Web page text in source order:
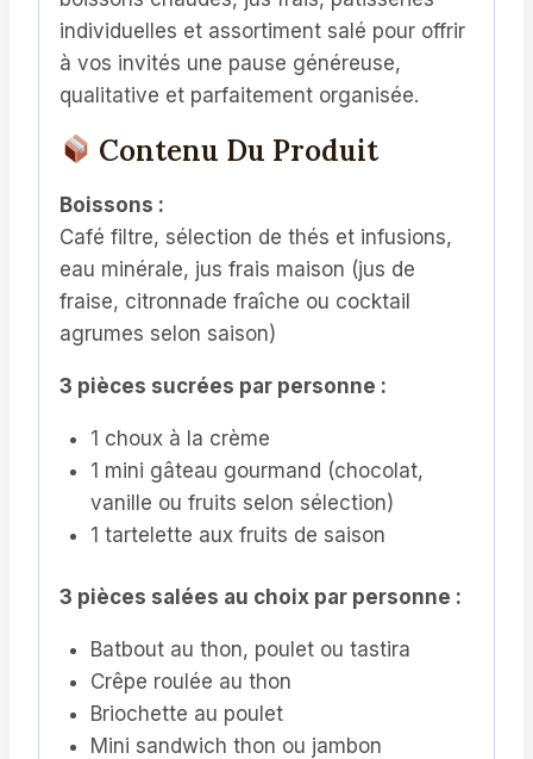
individuelles et assortiment salé pour offrir
à vos invités une pause généreuse,
qualitative et parfaitement organisée.
Contenu Du Produit
Boissons :
Café filtre, sélection de thés et infusions,
eau minérale, jus frais maison (jus de
fraise, citronnade fraîche ou cocktail
agrumes selon saison)
3 pièces sucrées par personne :
1 choux à la crème
1 mini gâteau gourmand (chocolat,
vanille ou fruits selon sélection)
1 tartelette aux fruits de saison
3 pièces salées au choix par personne :
Batbout au thon, poulet ou tastira
Crêpe roulée au thon
Briochette au poulet
Mini sandwich thon ou jambon